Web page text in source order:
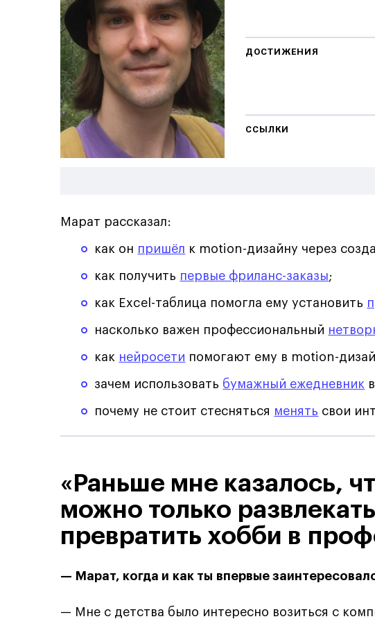
ДОСТИЖЕНИЯ
ССЫЛКИ
Марат рассказал:
как он пришёл к motion-дизайну через
как получить первые фриланс-заказы;
как Excel-таблица помогла ему установить
насколько важен профессиональный
как нейросети помогают ему в motion-
зачем использовать бумажный ежедневник
почему не стоит стесняться менять свои
«Раньше мне казалось,
можно только
превратить хобби в
— Марат, когда и как ты впервые
— Мне с детства было интересно возиться с